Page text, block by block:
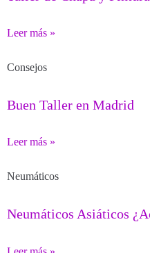
Leer más »
Consejos
Buen Taller en Madrid
Leer más »
Neumáticos
Neumáticos Asiáticos